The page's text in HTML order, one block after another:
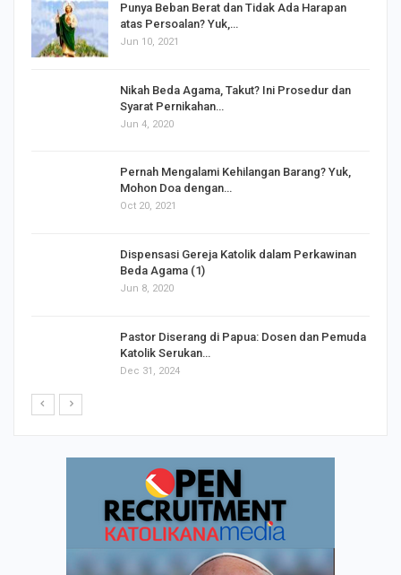
Punya Beban Berat dan Tidak Ada Harapan
atas Persoalan? Yuk,…
Jun 10, 2021
Nikah Beda Agama, Takut? Ini Prosedur dan
Syarat Pernikahan…
Jun 4, 2020
Pernah Mengalami Kehilangan Barang? Yuk,
Mohon Doa dengan…
Oct 20, 2021
Dispensasi Gereja Katolik dalam Perkawinan
Beda Agama (1)
Jun 8, 2020
Pastor Diserang di Papua: Dosen dan Pemuda
Katolik Serukan…
Dec 31, 2024